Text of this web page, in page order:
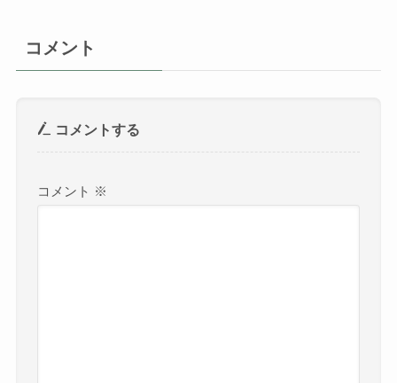
コメント
コメントする
コメント ※